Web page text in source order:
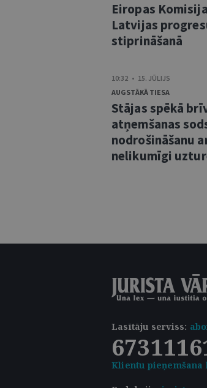
Eiropas
Latvijas
stiprināšanā
10:32 • 15. JŪLIJS
AUGSTĀKĀ TIESA
Stājas spēkā
atņemšanas
nodrošināšanu
nelikumīgi
Lasītāju serviss:
Klientu pieņemšana